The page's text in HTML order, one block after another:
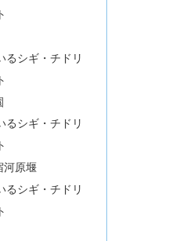
るシギ・チドリ
るシギ・チドリ
河原堰
るシギ・チドリ